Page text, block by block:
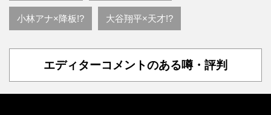
小林アナ×降板!? 大谷翔平×天才!?
エディターコメントのある噂・評判